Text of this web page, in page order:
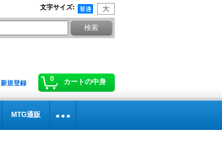
文字サイズ:
0 カートの中身
新規登録
MTG通販